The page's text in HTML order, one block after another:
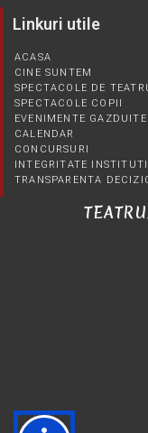
Linkuri utile
ACASA
CINE SUNTEM
SPECTACOLE DE
SPECTACOLE COPII
EVENIMENTE GAZDUITE
CALENDAR
CONCURSURI
INTEGRITATE
TRANSPARENTA